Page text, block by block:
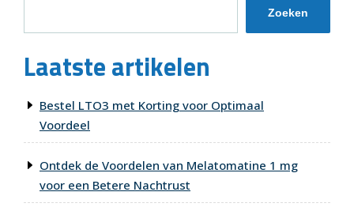
Zoeken
Laatste artikelen
Bestel LTO3 met Korting voor Optimaal
Voordeel
Ontdek de Voordelen van Melatomatine 1 mg
voor een Betere Nachtrust